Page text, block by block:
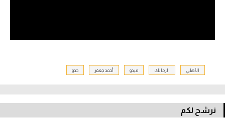
الأهلي الزمالك ميدو أحمد جعفر جدو
نرشح لكم